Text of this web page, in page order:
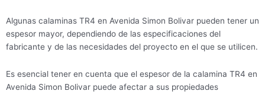
Algunas calaminas TR4 en Avenida Simon Bolivar pueden tener un
espesor mayor, dependiendo de las especificaciones del
fabricante y de las necesidades del proyecto en el que se utilicen.
Es esencial tener en cuenta que el espesor de la calamina TR4 en
Avenida Simon Bolivar puede afectar a sus propiedades